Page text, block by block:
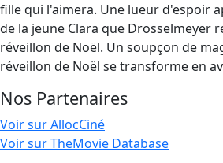
fille qui l'aimera. Une lueur d'espoir
de la jeune Clara que Drosselmeyer
réveillon de Noël. Un soupçon de
réveillon de Noël se transforme en
Nos Partenaires
Voir sur AllocCiné
Voir sur TheMovie Database